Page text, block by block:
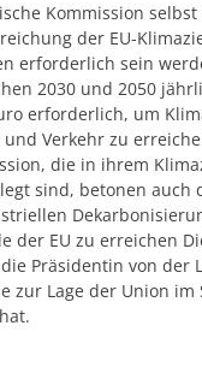
Kommission
der EU-
erforderlich sein
2030 und 2050
erforderlich, um
Verkehr zu
die in ihrem
sind, betonen auch
der EU zu erreichen
Präsidentin von der
zur Lage der Union im